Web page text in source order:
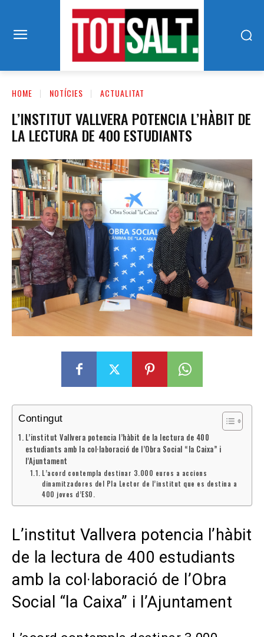
HOME NOTÍCIES ACTUALITAT
L’INSTITUT VALLVERA POTENCIA L’HÀBIT DE
LA LECTURA DE 400 ESTUDIANTS
Contingut
L’institut Vallvera potencia l’hàbit de la lectura de 400
estudiants amb la col·laboració de l’Obra Social “la Caixa” i
l’Ajuntament
L’acord contempla destinar 3.000 euros a accions
dinamitzadores del Pla Lector de l’institut que es destina a
400 joves d’ESO.
L’institut Vallvera potencia l’hàbit
de la lectura de 400 estudiants
amb la col·laboració de l’Obra
Social “la Caixa” i l’Ajuntament